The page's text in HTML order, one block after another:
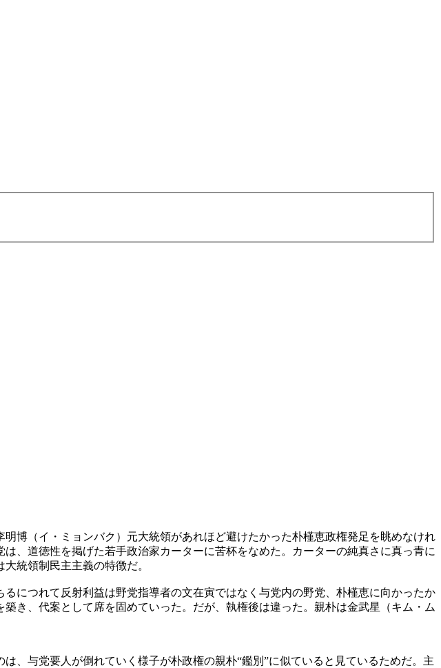
博（イ・ミョンバク）元大統領があれほど避けたかった朴槿恵政権発足を眺めなけれ
、道徳性を掲げた若手政治家カーターに苦杯をなめた。カーターの純真さに真っ青に
統領制民主主義の特徴だ。
につれて反射利益は野党指導者の文在寅ではなく与党内の野党、朴槿恵に向かったか
き、代案として席を固めていった。だが、執権後は違った。親朴は金武星（キム・ム
、与党要人が倒れていく様子が朴政権の親朴“鑑別”に似ていると見ているためだ。主